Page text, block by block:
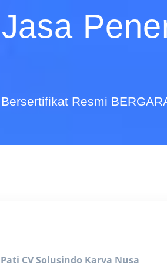
Resmi
CV Solusindo Karya Nusa